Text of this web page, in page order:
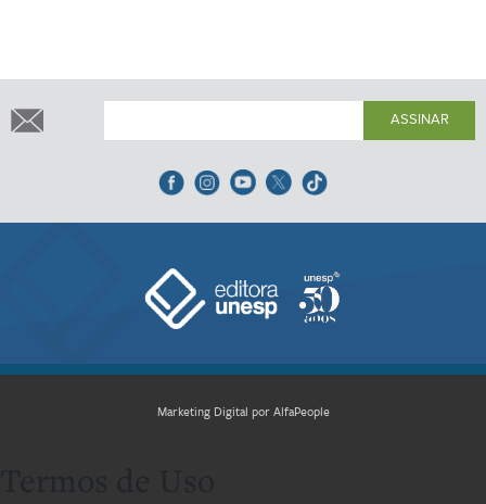
ASSINAR
Marketing Digital por AlfaPeople